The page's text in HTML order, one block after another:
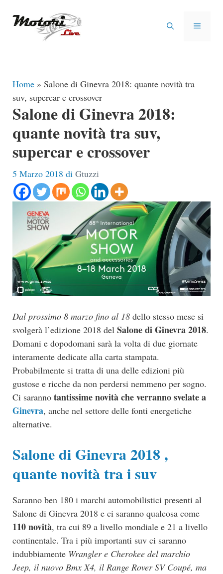
MENU
Home » Salone di Ginevra 2018: quante novità tra
suv, supercar e crossover
Salone di Ginevra 2018:
quante novità tra suv,
supercar e crossover
5 Marzo 2018 di Gtuzzi
Dal prossimo 8 marzo fino al 18 dello stesso mese si
svolgerà l’edizione 2018 del Salone di Ginevra 2018.
Domani e dopodomani sarà la volta di due giornate
interamente dedicate alla carta stampata.
Probabilmente si tratta di una delle edizioni più
gustose e ricche da non perdersi nemmeno per sogno.
Ci saranno tantissime novità che verranno svelate a
Ginevra, anche nel settore delle fonti energetiche
alternative.
Salone di Ginevra 2018 ,
quante novità tra i suv
Saranno ben 180 i marchi automobilistici presenti al
Salone di Ginevra 2018 e ci saranno qualcosa come
110 novità, tra cui 89 a livello mondiale e 21 a livello
continentale. Tra i più importanti suv ci saranno
indubbiamente Wrangler e Cherokee del marchio
Jeep, il nuovo Bmx X4, il Range Rover SV Coupé, ma